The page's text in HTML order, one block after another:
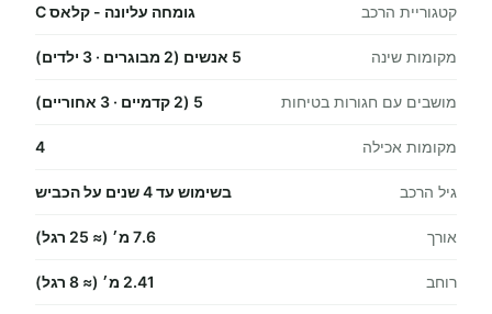
קטגוריית הרכב גומחה עליונה - קלאס C
מקומות שינה 5 אנשים (2 מבוגרים · 3 ילדים)
מושבים עם חגורות בטיחות 5 (2 קדמיים · 3 אחוריים)
מקומות אכילה 4
גיל הרכב בשימוש עד 4 שנים על הכביש
אורך 7.6 מ׳ (≈ 25 רגל)
רוחב 2.41 מ׳ (≈ 8 רגל)